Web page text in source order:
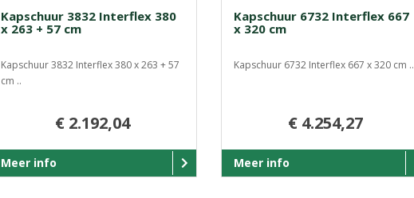
Kapschuur 3832 Interflex 380
x 263 + 57 cm
Kapschuur 3832 Interflex 380 x 263 + 57
cm ..
€ 2.192,04
Meer info
Kapschuur 6732 Interflex 667
x 320 cm
Kapschuur 6732 Interflex 667 x 320 cm ..
€ 4.254,27
Meer info